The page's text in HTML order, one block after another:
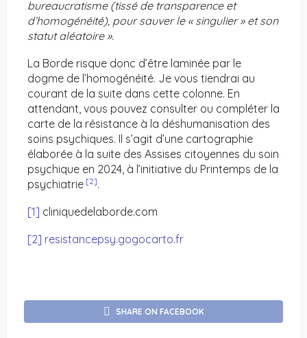
bureaucratisme (tissé de transparence et
d’homogénéité), pour sauver le « singulier » et son
statut aléatoire ».
La Borde risque donc d’être laminée par le
dogme de l’homogénéité. Je vous tiendrai au
courant de la suite dans cette colonne. En
attendant, vous pouvez consulter ou compléter la
carte de la résistance à la déshumanisation des
soins psychiques. Il s’agit d’une cartographie
élaborée à la suite des Assises citoyennes du soin
psychique en 2024, à l’initiative du Printemps de la
psychiatrie [2].
[1] cliniquedelaborde.com
[2] resistancepsy.gogocarto.fr
SHARE ON FACEBOOK